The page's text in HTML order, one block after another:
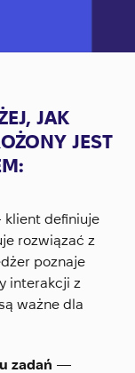
JAK
JEST
definiuje
rozwiązać z
poznaje
interakcji z
ważne dla
zadań —